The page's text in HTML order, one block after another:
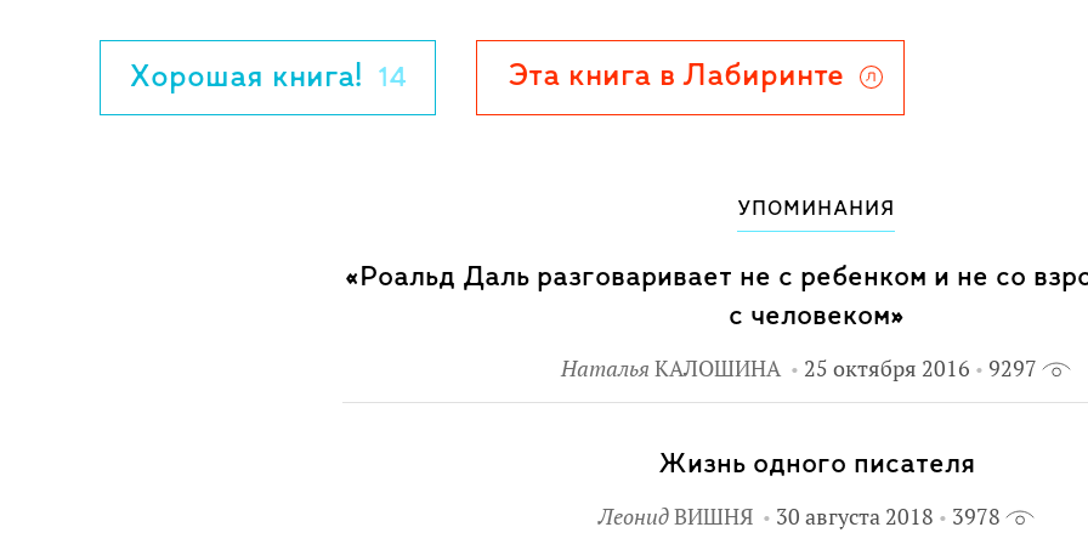
Хорошая книга! 14 Эта книга в Лабиринте
УПОМИНАНИЯ
«Роальд Даль разговаривает не с ребенком и не со
с человеком»
Наталья КАЛОШИНА 25 октября 2016 9297
Жизнь одного писателя
ЛеонидВИШНЯ 30 августа 2018 3978